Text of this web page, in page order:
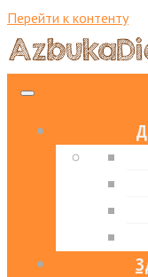
Перейти к контенту